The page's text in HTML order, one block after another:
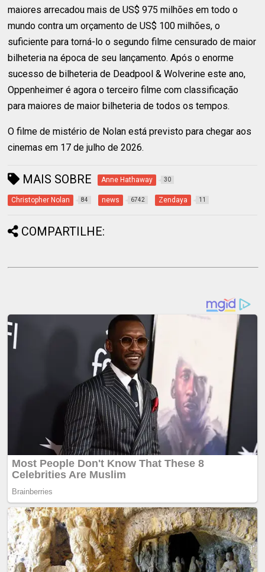
maiores arrecadou mais de US$ 975 milhões em todo o
mundo contra um orçamento de US$ 100 milhões, o
suficiente para torná-lo o segundo filme censurado de maior
bilheteria na época de seu lançamento. Após o enorme
sucesso de bilheteria de Deadpool & Wolverine este ano,
Oppenheimer é agora o terceiro filme com classificação
para maiores de maior bilheteria de todos os tempos.
O filme de mistério de Nolan está previsto para chegar aos
cinemas em 17 de julho de 2026.
MAIS SOBRE Anne Hathaway 30
Christopher Nolan 84 news 6742 Zendaya 11
COMPARTILHE: